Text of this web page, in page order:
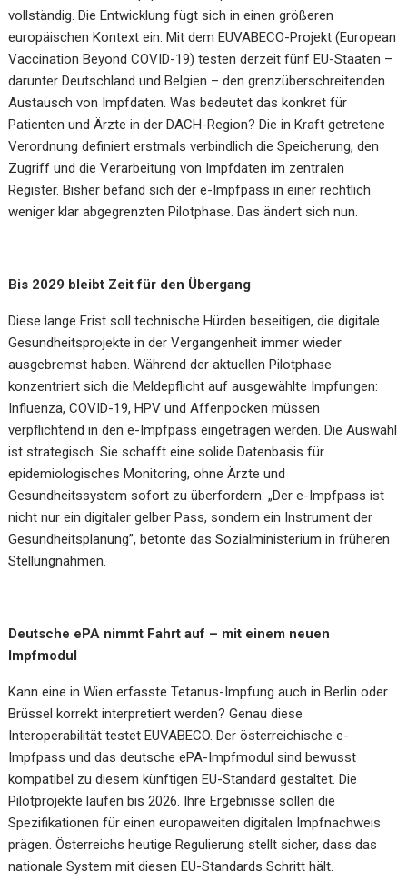
vollständig. Die Entwicklung fügt sich in einen größeren
europäischen Kontext ein. Mit dem EUVABECO-Projekt (European
Vaccination Beyond COVID-19) testen derzeit fünf EU-Staaten –
darunter Deutschland und Belgien – den grenzüberschreitenden
Austausch von Impfdaten. Was bedeutet das konkret für
Patienten und Ärzte in der DACH-Region? Die in Kraft getretene
Verordnung definiert erstmals verbindlich die Speicherung, den
Zugriff und die Verarbeitung von Impfdaten im zentralen
Register. Bisher befand sich der e-Impfpass in einer rechtlich
weniger klar abgegrenzten Pilotphase. Das ändert sich nun.
Bis 2029 bleibt Zeit für den Übergang
Diese lange Frist soll technische Hürden beseitigen, die digitale
Gesundheitsprojekte in der Vergangenheit immer wieder
ausgebremst haben. Während der aktuellen Pilotphase
konzentriert sich die Meldepflicht auf ausgewählte Impfungen:
Influenza, COVID-19, HPV und Affenpocken müssen
verpflichtend in den e-Impfpass eingetragen werden. Die Auswahl
ist strategisch. Sie schafft eine solide Datenbasis für
epidemiologisches Monitoring, ohne Ärzte und
Gesundheitssystem sofort zu überfordern. „Der e-Impfpass ist
nicht nur ein digitaler gelber Pass, sondern ein Instrument der
Gesundheitsplanung”, betonte das Sozialministerium in früheren
Stellungnahmen.
Deutsche ePA nimmt Fahrt auf – mit einem neuen
Impfmodul
Kann eine in Wien erfasste Tetanus-Impfung auch in Berlin oder
Brüssel korrekt interpretiert werden? Genau diese
Interoperabilität testet EUVABECO. Der österreichische e-
Impfpass und das deutsche ePA-Impfmodul sind bewusst
kompatibel zu diesem künftigen EU-Standard gestaltet. Die
Pilotprojekte laufen bis 2026. Ihre Ergebnisse sollen die
Spezifikationen für einen europaweiten digitalen Impfnachweis
prägen. Österreichs heutige Regulierung stellt sicher, dass das
nationale System mit diesen EU-Standards Schritt hält.